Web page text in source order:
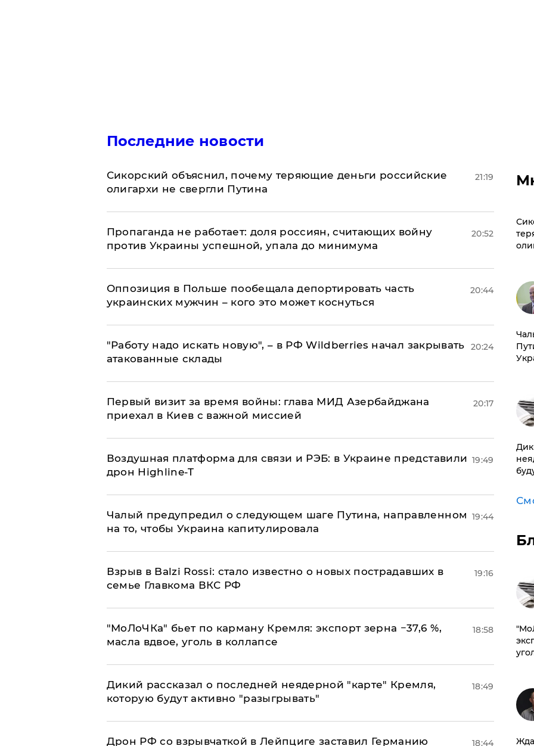
Последние новости
Сикорский объяснил, почему теряющие деньги российские
олигархи не свергли Путина
21:19
​Пропаганда не работает: доля россиян, считающих войну
против Украины успешной, упала до минимума
20:52
Оппозиция в Польше пообещала депортировать часть
украинских мужчин – кого это может коснуться
20:44
"Работу надо искать новую", – в РФ Wildberries начал закрывать
атакованные склады
20:24
Первый визит за время войны: глава МИД Азербайджана
приехал в Киев с важной миссией
20:17
Воздушная платформа для связи и РЭБ: в Украине представили
дрон Highline-T
19:49
Чалый предупредил о следующем шаге Путина, направленном
на то, чтобы Украина капитулировала
19:44
Взрыв в Balzi Rossi: стало известно о новых пострадавших в
семье Главкома ВКС РФ
19:16
​"МоЛоЧКа" бьет по карману Кремля: экспорт зерна −37,6 %,
масла вдвое, уголь в коллапсе
18:58
Дикий рассказал о последней неядерной "карте" Кремля,
которую будут активно "разыгрывать"
18:49
​Дрон РФ со взрывчаткой в Лейпциге заставил Германию 18:44